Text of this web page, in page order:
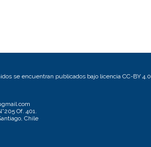
se encuentran publicados bajo licencia CC-BY 4.0
Of. 401.
Chile